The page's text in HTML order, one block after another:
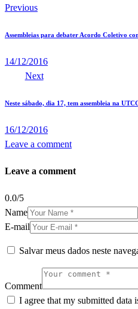
Previous
Assembleias para debater Acordo Coletivo
14/12/2016
Next
Neste sábado, dia 17, tem assembleia na
16/12/2016
Leave a comment
Leave a comment
0.0/5
Name
E-mail
Salvar meus dados neste
Comment
I agree that my submitted data